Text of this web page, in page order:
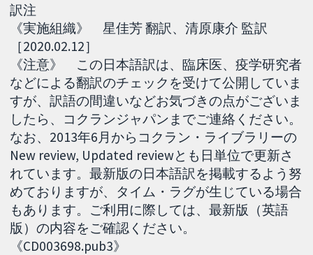
訳注
《実施組織》 星佳芳 翻訳、清原康介 監訳
［2020.02.12］
《注意》 この日本語訳は、臨床医、疫学研究者
などによる翻訳のチェックを受けて公開していま
すが、訳語の間違いなどお気づきの点がございま
したら、コクランジャパンまでご連絡ください。
なお、2013年6月からコクラン・ライブラリーの
New review, Updated reviewとも日単位で更新さ
れています。最新版の日本語訳を掲載するよう努
めておりますが、タイム・ラグが生じている場合
もあります。ご利用に際しては、最新版（英語
版）の内容をご確認ください。
《CD003698.pub3》